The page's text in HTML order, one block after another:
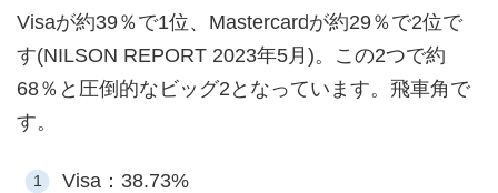
Visaが約39％で1位、Mastercardが約29％で2位で
す(NILSON REPORT 2023年5月)。この2つで約
68％と圧倒的なビッグ2となっています。飛車角で
す。
Visa：38.73%